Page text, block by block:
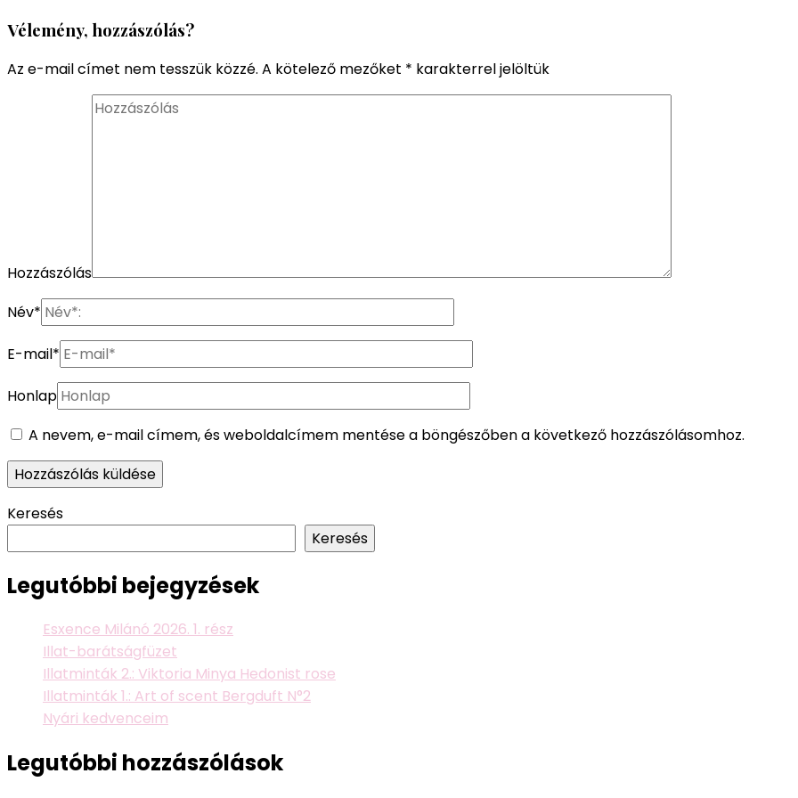
Vélemény, hozzászólás?
Az e-mail címet nem tesszük közzé. A kötelező mezőket * karakterrel jelöltük
Hozzászólás
Név*
E-mail*
Honlap
A nevem, e-mail címem, és weboldalcímem mentése a böngészőben a következő hozzászólásomhoz.
Keresés
Keresés
Legutóbbi bejegyzések
Esxence Milánó 2026. 1. rész
Illat-barátságfüzet
Illatminták 2.: Viktoria Minya Hedonist rose
Illatminták 1.: Art of scent Bergduft N°2
Nyári kedvenceim
Legutóbbi hozzászólások